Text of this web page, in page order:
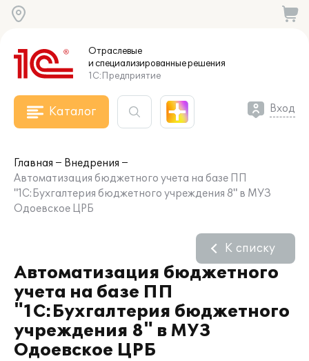
Отраслевые
и специализированныерешения
1С:Предприятие
Каталог Вход
Главная
Внедрения
Автоматизация бюджетного учета на базе ПП
"1С:Бухгалтерия бюджетного учреждения 8" в МУЗ
Одоевское ЦРБ
Автоматизация бюджетного
учета на базе ПП
"1С:Бухгалтерия бюджетного
учреждения 8" в МУЗ
Одоевское ЦРБ
К списку